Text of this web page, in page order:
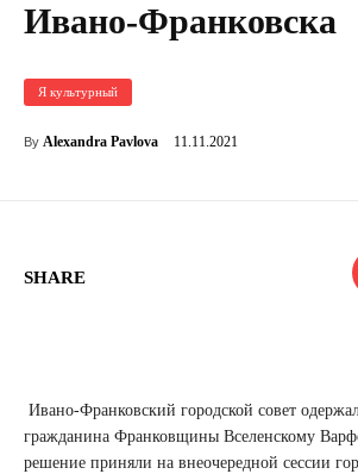
Ивано-Франковска
Я культурный
By Alexandra Pavlova 11.11.2021
SHARE
Ивано-Франковский городской совет
гражданина Франковщины Вселенскому
решение приняли на внеочередной сессии